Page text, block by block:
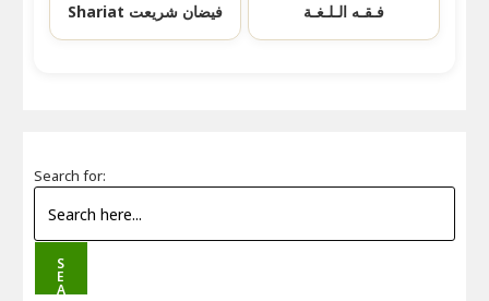
Shariat فیضان شریعت
فـقـه الـلـغـة
Search for:
S
E
A